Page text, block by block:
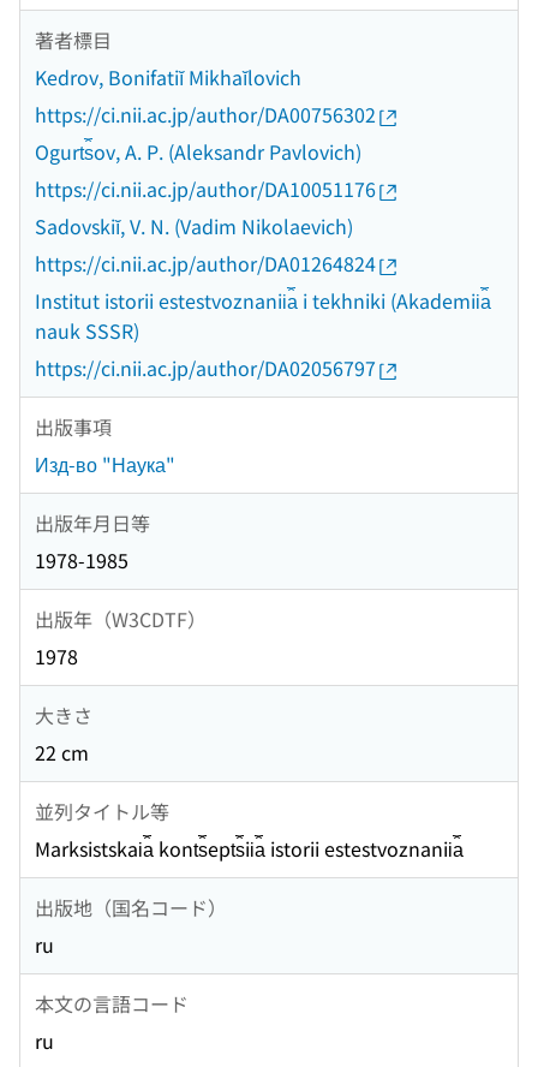
著者標目
Kedrov, Bonifatiĭ Mikhaĭlovich
https://ci.nii.ac.jp/author/DA00756302
Ogurt︠s︡ov, A. P. (Aleksandr Pavlovich)
https://ci.nii.ac.jp/author/DA10051176
Sadovskiĭ, V. N. (Vadim Nikolaevich)
https://ci.nii.ac.jp/author/DA01264824
Institut istorii estestvoznanii︠a︡ i tekhniki (Akademii︠a︡
nauk SSSR)
https://ci.nii.ac.jp/author/DA02056797
出版事項
Изд-во "Наука"
出版年月日等
1978-1985
出版年（W3CDTF）
1978
大きさ
22 cm
並列タイトル等
Marksistskai︠a︡ kont︠s︡ept︠s︡ii︠a︡ istorii estestvoznanii︠a︡
出版地（国名コード）
ru
本文の言語コード
ru